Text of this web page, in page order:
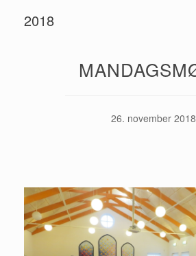
2018
26. november 2018